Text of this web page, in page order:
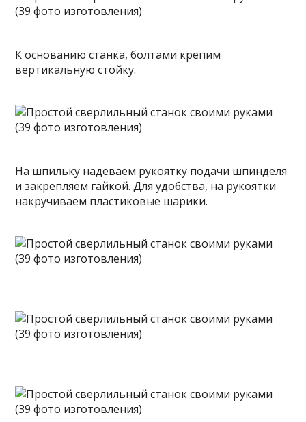
К основанию станка, болтами крепим
вертикальную стойку.
На шпильку надеваем рукоятку подачи шпинделя
и закрепляем гайкой. Для удобства, на рукоятки
накручиваем пластиковые шарики.